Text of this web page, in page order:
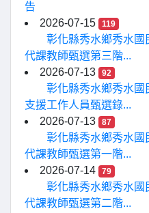
告
2026-07-15
119
彰化縣秀水鄉秀水國
代課教師甄選第三階...
2026-07-13
92
彰化縣秀水鄉秀水
支援工作人員甄選錄...
2026-07-13
87
彰化縣秀水鄉秀水國
代課教師甄選第一階...
2026-07-14
79
彰化縣秀水鄉秀水國
代課教師甄選第二階...